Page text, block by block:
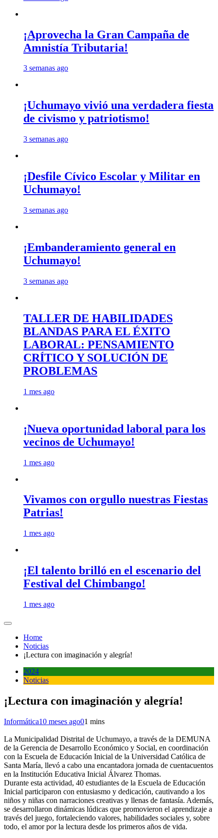
¡Aprovecha la Gran Campaña de
Amnistía Tributaria!
3 semanas ago
¡Uchumayo vivió una verdadera fiesta
de civismo y patriotismo!
3 semanas ago
¡Desfile Cívico Escolar y Militar en
Uchumayo!
3 semanas ago
¡Embanderamiento general en
Uchumayo!
3 semanas ago
TALLER DE HABILIDADES
BLANDAS PARA EL ÉXITO
LABORAL: PENSAMIENTO
CRÍTICO Y SOLUCIÓN DE
PROBLEMAS
1 mes ago
¡Nueva oportunidad laboral para los
vecinos de Uchumayo!
1 mes ago
Vivamos con orgullo nuestras Fiestas
Patrias!
1 mes ago
¡El talento brilló en el escenario del
Festival del Chimbango!
1 mes ago
Home
Noticias
¡Lectura con imaginación y alegría!
2024
Noticias
¡Lectura con imaginación y alegría!
Informática10 meses ago01 mins
La Municipalidad Distrital de Uchumayo, a través de la DEMUNA
de la Gerencia de Desarrollo Económico y Social, en coordinación
con la Escuela de Educación Inicial de la Universidad Católica de
Santa María, llevó a cabo una encantadora jornada de cuentacuentos
en la Institución Educativa Inicial Álvarez Thomas.
Durante esta actividad, 40 estudiantes de la Escuela de Educación
Inicial participaron con entusiasmo y dedicación, cautivando a los
niños y niñas con narraciones creativas y llenas de fantasía. Además,
se desarrollaron dinámicas lúdicas que promovieron el aprendizaje a
través del juego, fortaleciendo valores, habilidades sociales y, sobre
todo, el amor por la lectura desde los primeros años de vida.